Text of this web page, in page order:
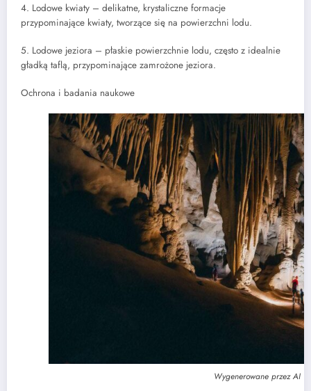
4. Lodowe kwiaty – delikatne, krystaliczne formacje
przypominające kwiaty, tworzące się na powierzchni lodu.
5. Lodowe jeziora – płaskie powierzchnie lodu, często z idealnie
gładką taflą, przypominające zamrożone jeziora.
Ochrona i badania naukowe
Wygenerowane przez AI